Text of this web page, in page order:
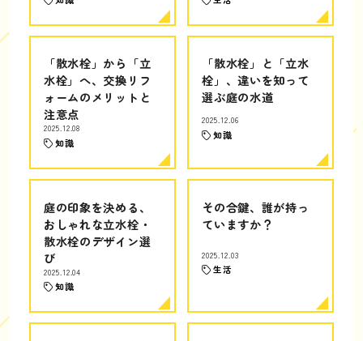
「散水栓」から「立
水栓」へ、交換リフ
ォームのメリットと
注意点
2025.12.08
知識
「散水栓」と「立水
栓」、違いを知って
選ぶ庭の水道
2025.12.06
知識
庭の印象を決める、
おしゃれな立水栓・
散水栓のデザイン選
び
2025.12.04
知識
その合鍵、誰が持っ
ていますか？
2025.12.03
生活